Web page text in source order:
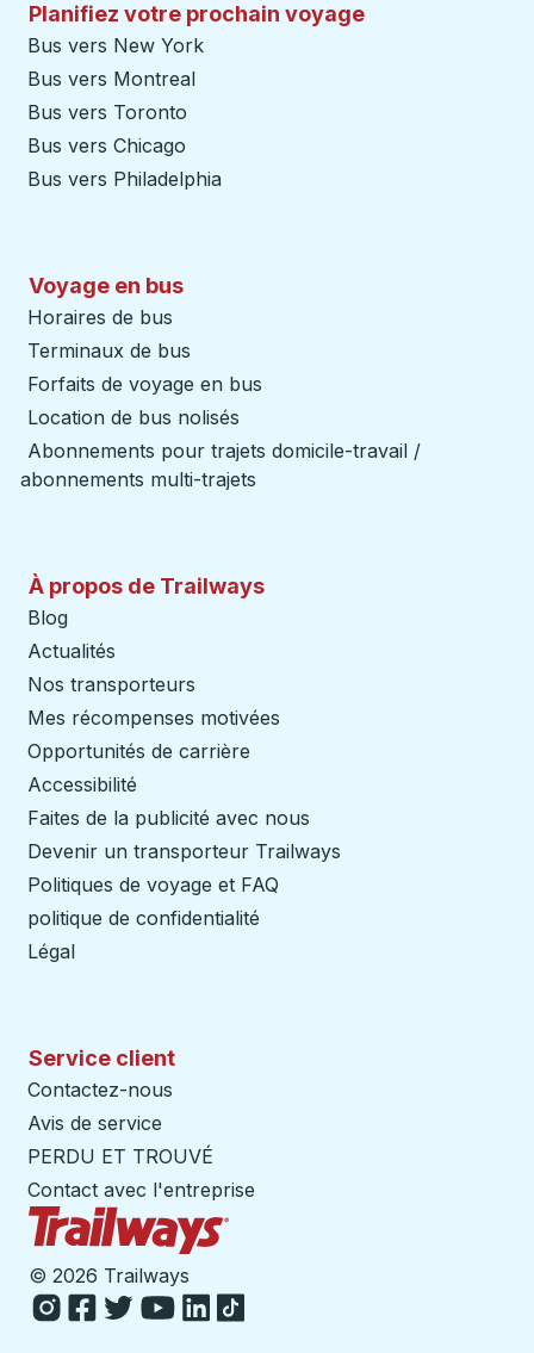
Planifiez votre prochain voyage
Bus vers New York
Bus vers Montreal
Bus vers Toronto
Bus vers Chicago
Bus vers Philadelphia
Voyage en bus
Horaires de bus
Terminaux de bus
Forfaits de voyage en bus
Location de bus nolisés
Abonnements pour trajets domicile-travail /
abonnements multi-trajets
À propos de Trailways
Blog
Actualités
Nos transporteurs
Mes récompenses motivées
Opportunités de carrière
Accessibilité
Faites de la publicité avec nous
Devenir un transporteur Trailways
Politiques de voyage et FAQ
politique de confidentialité
Légal
Service client
Contactez-nous
Avis de service
PERDU ET TROUVÉ
Contact avec l'entreprise
© 2026 Trailways